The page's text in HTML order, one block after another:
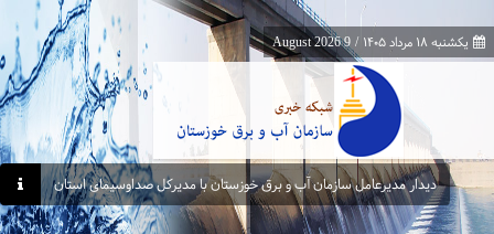
یکشنبه ۱۸ مرداد ۱۴۰۵ /
9 August 2026
دیدار مدیرعامل سازمان آب و برق خوزستان با مدیرکل صداوسیمای استان